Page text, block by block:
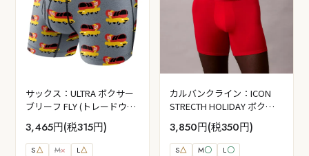
サックス：ULTRA ボクサー
ブリーフ FLY (トレードウィ
ングスウィンナーモービル)
3,465円(税315円)
S△ M× L△
カルバンクライン：ICON
STRECTH HOLIDAY ボクサ
ーブリーフ (アドレナリンラ
ッシュ)
3,850円(税350円)
S△ M〇 L〇